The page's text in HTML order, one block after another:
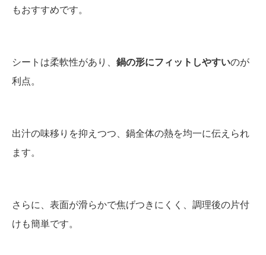
もおすすめです。
シートは柔軟性があり、 鍋の形にフィットしやすいのが
利点。
出汁の味移りを抑えつつ、鍋全体の熱を均一に伝えられ
ます。
さらに、表面が滑らかで焦げつきにくく、調理後の片付
けも簡単です。